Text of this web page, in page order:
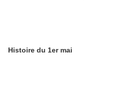
Histoire du 1er mai